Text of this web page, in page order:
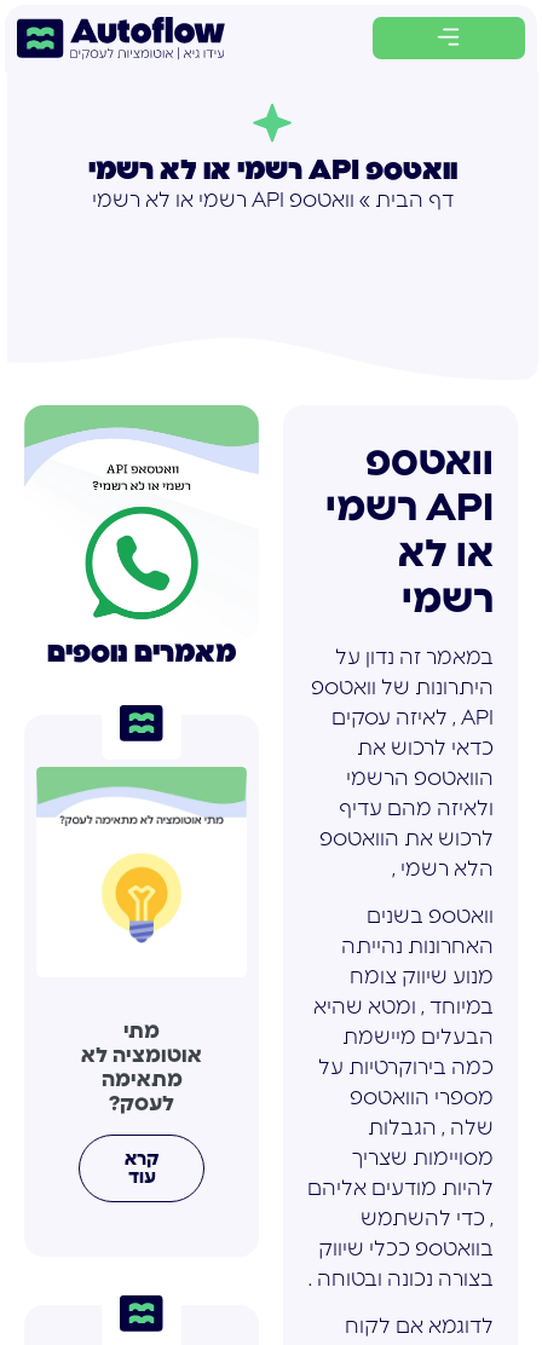
לתוכן
וואטספ API רשמי או לא רשמי
דף הבית » וואטספ API רשמי או לא רשמי
וואטספ
API רשמי
או לא
רשמי
במאמר זה נדון על
היתרונות של וואטספ
API , לאיזה עסקים
כדאי לרכוש את
הוואטספ הרשמי
ולאיזה מהם עדיף
לרכוש את הוואטספ
הלא רשמי ,
וואטספ בשנים
האחרונות נהייתה
מנוע שיווק צומח
במיוחד , ומטא שהיא
הבעלים מיישמת
כמה בירוקרטיות על
מספרי הוואטספ
שלה , הגבלות
מסויימות שצריך
להיות מודעים אליהם
, כדי להשתמש
בוואטספ ככלי שיווק
בצורה נכונה ובטוחה .
לדוגמא אם לקוח
מאמרים נוספים
מתי
אוטומציה לא
מתאימה
לעסק?
קרא
עוד